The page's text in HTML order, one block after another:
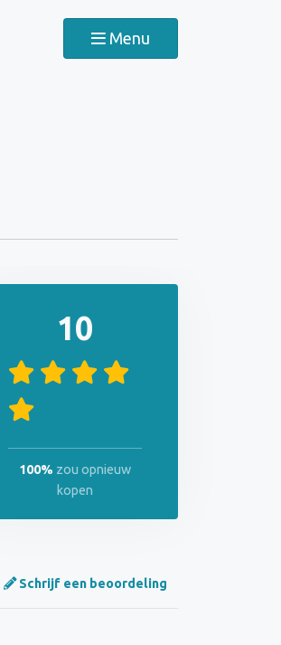
Menu
10
100% zou opnieuw
kopen
Schrijf een beoordeling